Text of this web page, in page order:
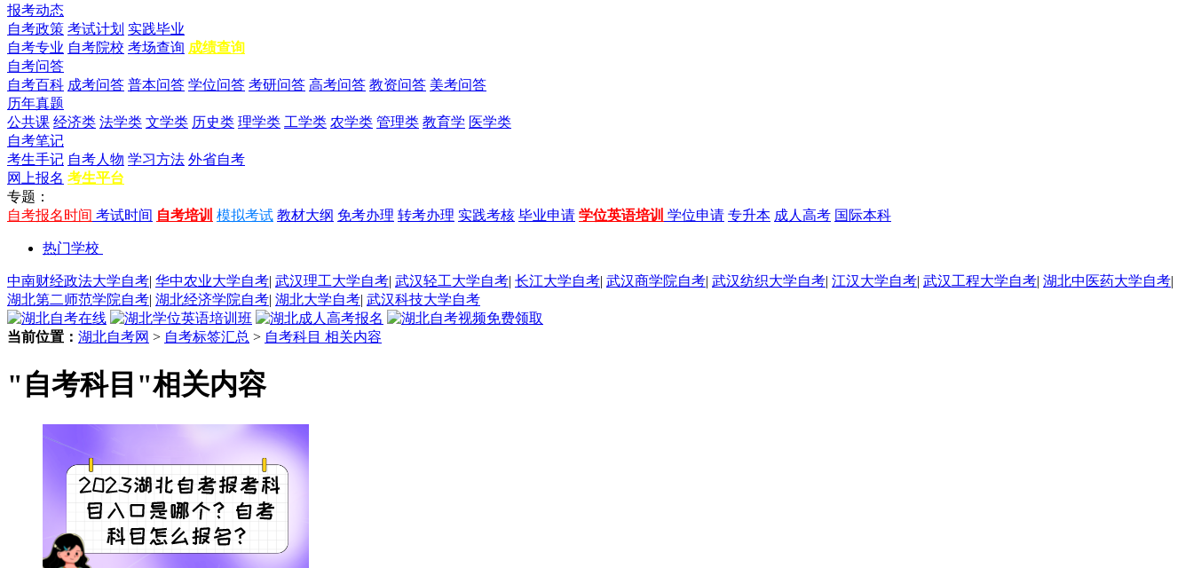
报考动态
自考政策 考试计划 实践毕业
自考专业 自考院校 考场查询 成绩查询
自考问答
自考百科 成考问答 普本问答 学位问答 考研问答 高考问答 教资问答 美考问答
历年真题
公共课 经济类 法学类 文学类 历史类 理学类 工学类 农学类 管理类 教育学 医学类
自考笔记
考生手记 自考人物 学习方法 外省自考
网上报名 考生平台
专题：
自考报名时间 考试时间 自考培训 模拟考试 教材大纲 免考办理 转考办理 实践考核 毕业申请 学位英语培训 学位申请 专升本 成人高考 国际本科
热门学校
中南财经政法大学自考| 华中农业大学自考| 武汉理工大学自考| 武汉轻工大学自考| 长江大学自考| 武汉商学院自考| 武汉纺织大学自考| 江汉大学自考| 武汉工程大学自考| 湖北中医药大学自考|
湖北第二师范学院自考| 湖北经济学院自考| 湖北大学自考| 武汉科技大学自考
当前位置： 湖北自考网 > 自考标签汇总 > 自考科目 相关内容
"自考科目"相关内容